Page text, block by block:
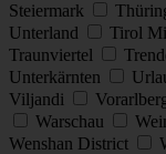
Steiermark
Unterland
Tirol
Traunviertel
Unterkärnten
Viljandi
Warschau
Wenshan District